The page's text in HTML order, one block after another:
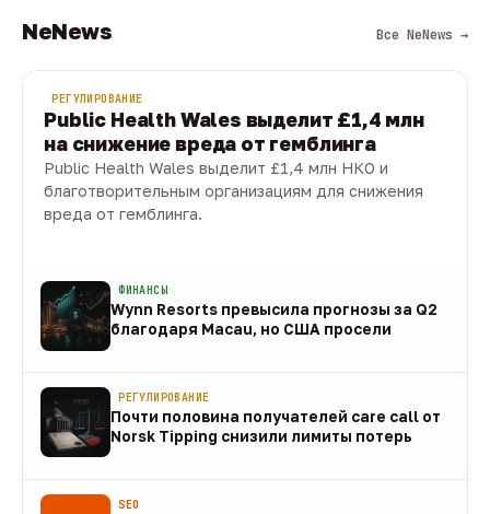
NeNews Все NeNews →
РЕГУЛИРОВАНИЕ
Public Health Wales выделит £1,4 млн
на снижение вреда от гемблинга
Public Health Wales выделит £1,4 млн НКО и
благотворительным организациям для снижения
вреда от гемблинга.
ФИНАНСЫ
Wynn Resorts превысила прогнозы за Q2
благодаря Macau, но США просели
РЕГУЛИРОВАНИЕ
Почти половина получателей care call от
Norsk Tipping снизили лимиты потерь
SEO